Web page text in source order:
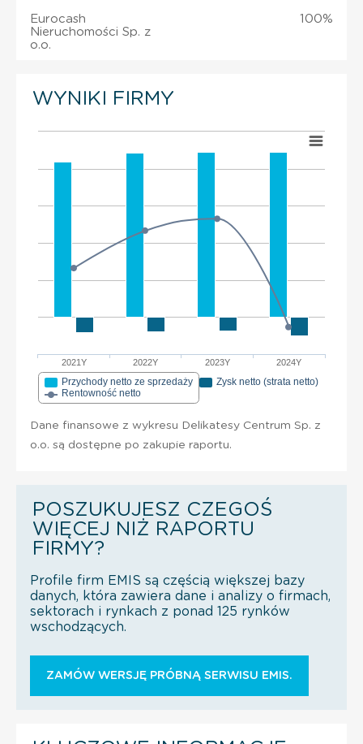
Eurocash
Nieruchomości Sp. z
o.o.
100%
WYNIKI FIRMY
2021Y 2022Y 2023Y 2024Y
Przychody netto ze sprzedaży
Zysk netto (strata netto)
Rentowność netto
Dane finansowe z wykresu Delikatesy Centrum Sp. z
o.o. są dostępne po zakupie raportu.
POSZUKUJESZ CZEGOŚ
WIĘCEJ NIŻ RAPORTU
FIRMY?
Profile firm EMIS są częścią większej bazy
danych, która zawiera dane i analizy o firmach,
sektorach i rynkach z ponad 125 rynków
wschodzących.
ZAMÓW WERSJĘ PRÓBNĄ SERWISU EMIS.